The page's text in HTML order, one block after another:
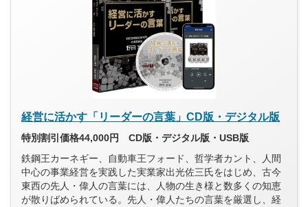
経営に活かす「リーダーの言葉」CD版・デジタル版
特別割引価格44,000円 CD版・デジタル版・USB版
鉄鋼王カーネギー、自動車王フォード、哲学者カント、人間
中心の事業経営を実践した実業家出光佐三氏をはじめ、古今
東西の先人・偉人の言葉には、人物の生き様と数多くの知恵
が散りばめられている。先人・偉人たちの言葉を厳選し、経